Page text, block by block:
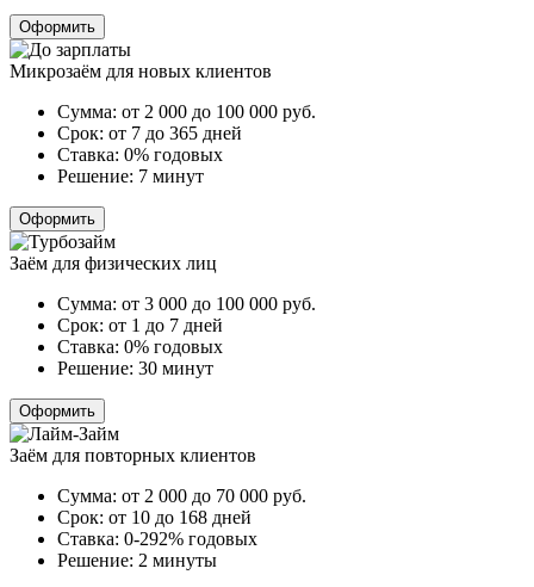
Оформить
Микрозаём для новых клиентов
Сумма: от 2 000 до 100 000 руб.
Срок: от 7 до 365 дней
Ставка: 0% годовых
Решение: 7 минут
Оформить
Заём для физических лиц
Сумма: от 3 000 до 100 000 руб.
Срок: от 1 до 7 дней
Ставка: 0% годовых
Решение: 30 минут
Оформить
Заём для повторных клиентов
Сумма: от 2 000 до 70 000 руб.
Срок: от 10 до 168 дней
Ставка: 0-292% годовых
Решение: 2 минуты